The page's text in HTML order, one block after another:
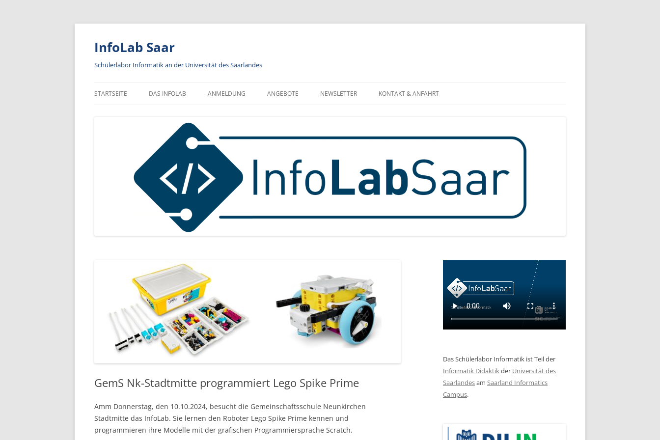
Zum
springen
InfoLab Saar
Schülerlabor Informatik an der Universität des Saarlandes
STARTSEITE DAS INFOLAB ANMELDUNG
INFORMATIONEN ZUR
ANMELDUNG
ANMELDUNG FÜR KLASSEN
ANGEBOTE
BERUFSORIENTIERUNG
NEWSLETTER
NEWSLETTER FÜR LEHRKRÄFTE
KONTAKT & ANFAHRT
GemS Nk-Stadtmitte programmiert Lego Spike Prime
Amm Donnerstag, den 10.10.2024, besucht die Gemeinschaftsschule Neunkirchen
Stadtmitte das InfoLab. Sie lernen den Roboter Lego Spike Prime kennen und
programmieren ihre Modelle mit der grafischen Programmiersprache Scratch.
Das Schülerlabor Informatik ist Teil der
Informatik Didaktikder Universität des
Saarlandesam Saarland Informatics
Campus.